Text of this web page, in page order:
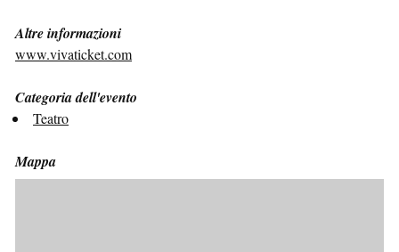
Altre informazioni
www.vivaticket.com
Categoria dell'evento
Teatro
Mappa